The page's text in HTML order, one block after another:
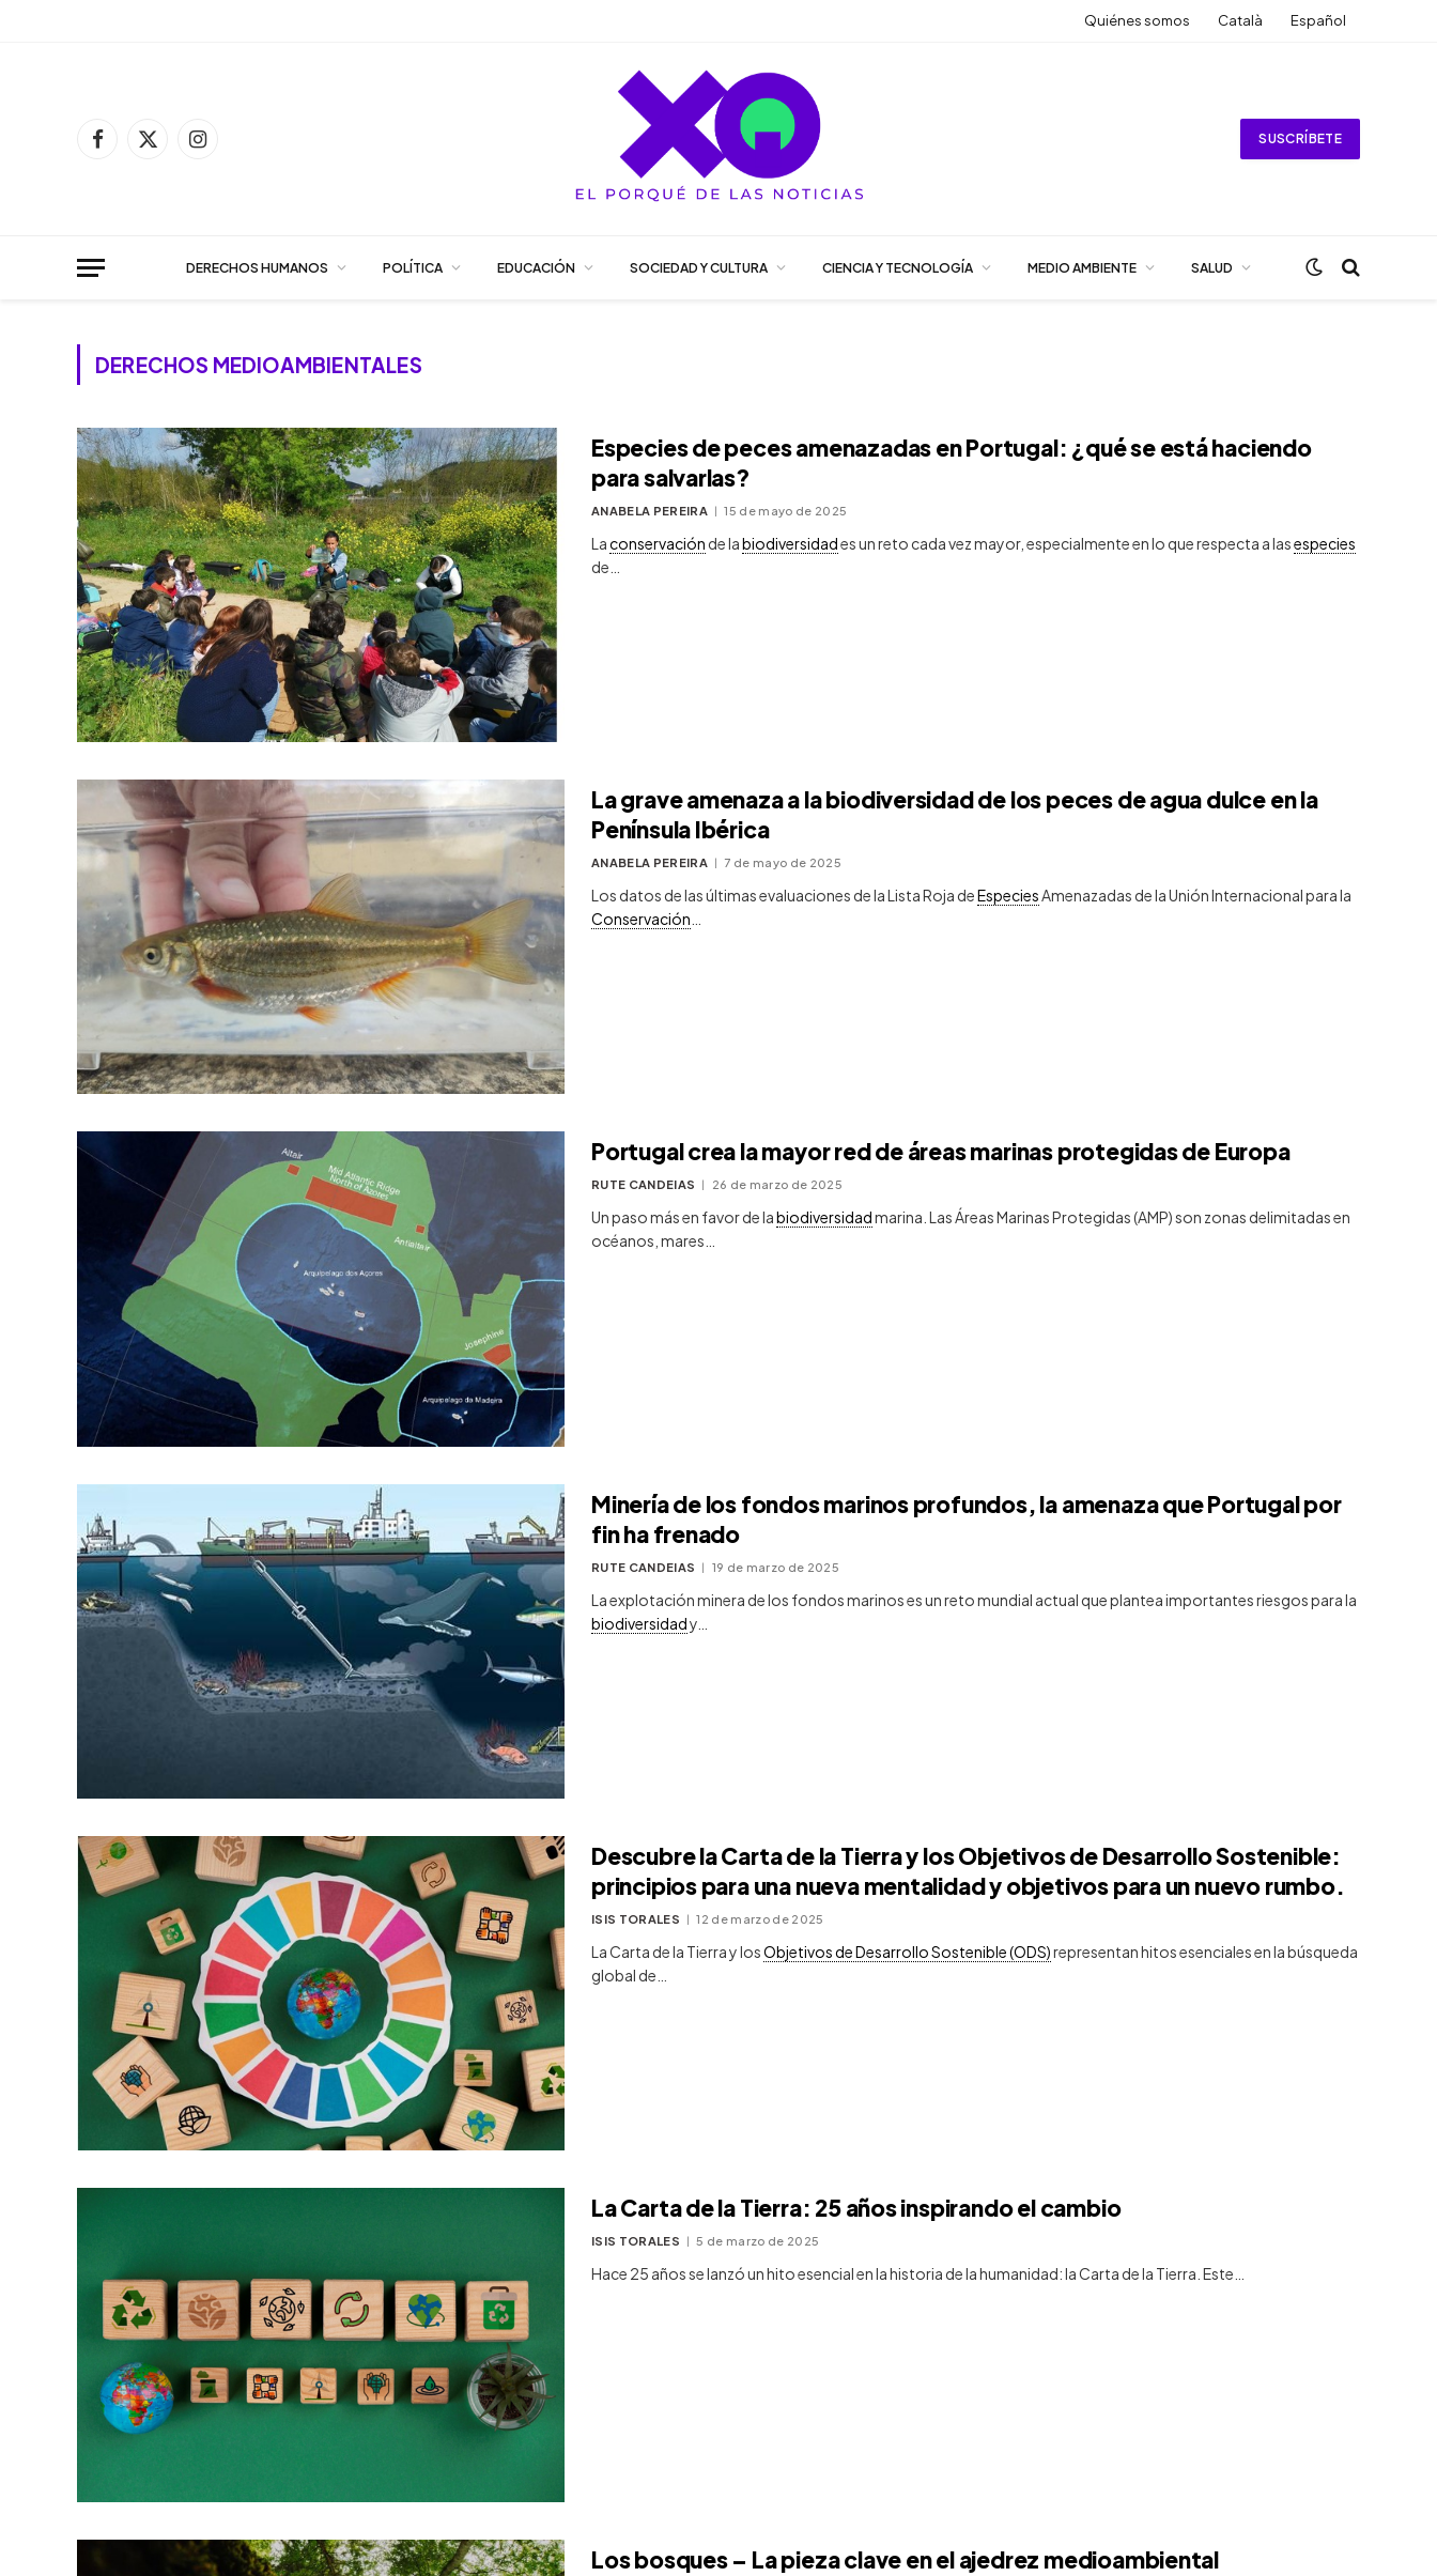
Quiénes somos Català Español
Facebook
X
Instagram SUSCRÍBETE
DERECHOS HUMANOS POLÍTICA EDUCACIÓN SOCIEDAD Y CULTURA CIENCIA Y TECNOLOGÍA MEDIO AMBIENTE SALUD
DERECHOS MEDIOAMBIENTALES
Especies de peces amenazadas en Portugal: ¿qué se está haciendo
para salvarlas?
ANABELA PEREIRA 15 de mayo de 2025
Laconservación de labiodiversidades un reto cada vez mayor, especialmente en lo que respecta a lasespecies
de…
La grave amenaza a la biodiversidad de los peces de agua dulce en la
Península Ibérica
ANABELA PEREIRA 7 de mayo de 2025
Los datos de las últimas evaluaciones de la Lista Roja deEspeciesAmenazadas de la Unión Internacional para la
Conservación
Portugal crea la mayor red de áreas marinas protegidas de Europa
RUTE CANDEIAS 26 de marzo de 2025
Un paso más en favor de labiodiversidadmarina. Las Áreas Marinas Protegidas (AMP) son zonas delimitadas en
océanos, mares…
Minería de los fondos marinos profundos, la amenaza que Portugal por
fin ha frenado
RUTE CANDEIAS 19 de marzo de 2025
La explotación minera de los fondos marinos es un reto mundial actual que plantea importantes riesgos para la
biodiversidady…
Descubre la Carta de la Tierra y los Objetivos de Desarrollo Sostenible:
principios para una nueva mentalidad y objetivos para un nuevo rumbo.
ISIS TORALES 12 de marzo de 2025
La Carta de la Tierra y losObjetivos de Desarrollo Sostenible (ODS)representan hitos esenciales en la búsqueda
global de…
La Carta de la Tierra: 25 años inspirando el cambio
ISIS TORALES 5 de marzo de 2025
Hace 25 años se lanzó un hito esencial en la historia de la humanidad: la Carta de la Tierra. Este…
Los bosques – La pieza clave en el ajedrez medioambiental